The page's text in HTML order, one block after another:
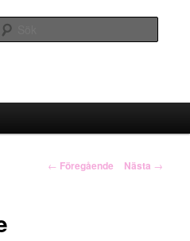
Inläggsnavigering
← Föregående Nästa →